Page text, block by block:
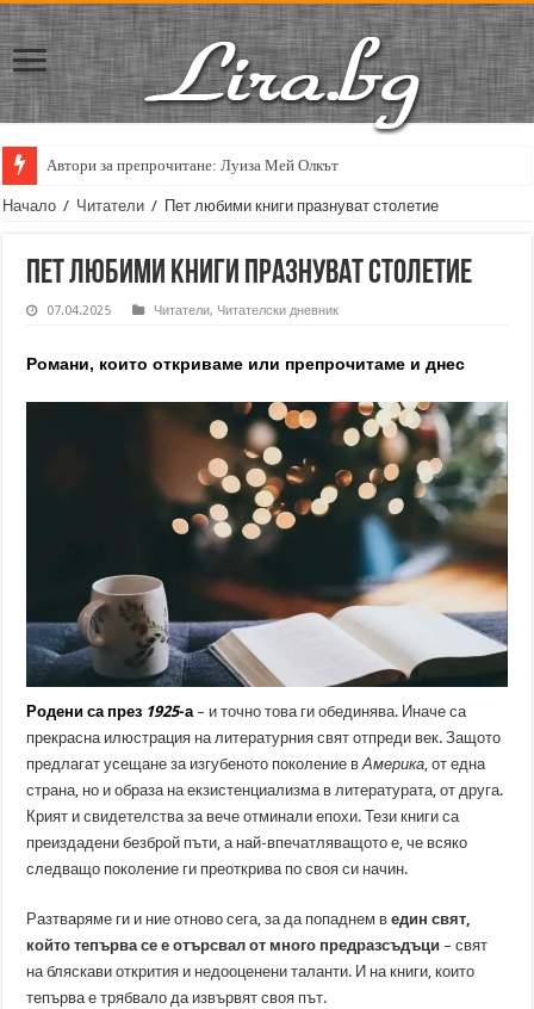
Кирил Кадийски: „Плачът на големия поет винаги е и сила, и
Начало / Читатели / Пет любими книги празнуват столетие
Пет любими книги празнуват столетие
07.04.2025 Читатели, Читателски дневник
Романи, които откриваме или препрочитаме и днес
Родени са през 1925-а– и точно това ги обединява. Иначе са
прекрасна илюстрация на литературния свят отпреди век. Защото
предлагат усещане за изгубеното поколение вАмерика, от една
страна, но и образа на екзистенциализма в литературата, от друга.
Крият и свидетелства за вече отминали епохи. Тези книги са
преиздадени безброй пъти, а най-впечатляващото е, че всяко
следващо поколение ги преоткрива по своя си начин.
Разтваряме ги и ние отново сега, за да попаднем ведин свят,
който тепърва се е отърсвал от много предразсъдъци – свят
на бляскави открития и недооценени таланти. И на книги, които
тепърва е трябвало да извървят своя път.